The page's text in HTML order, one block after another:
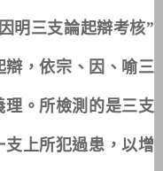
明三支論起辯考核”
，依宗、因、喻三
。所檢測的是三支
上所犯過患，以增